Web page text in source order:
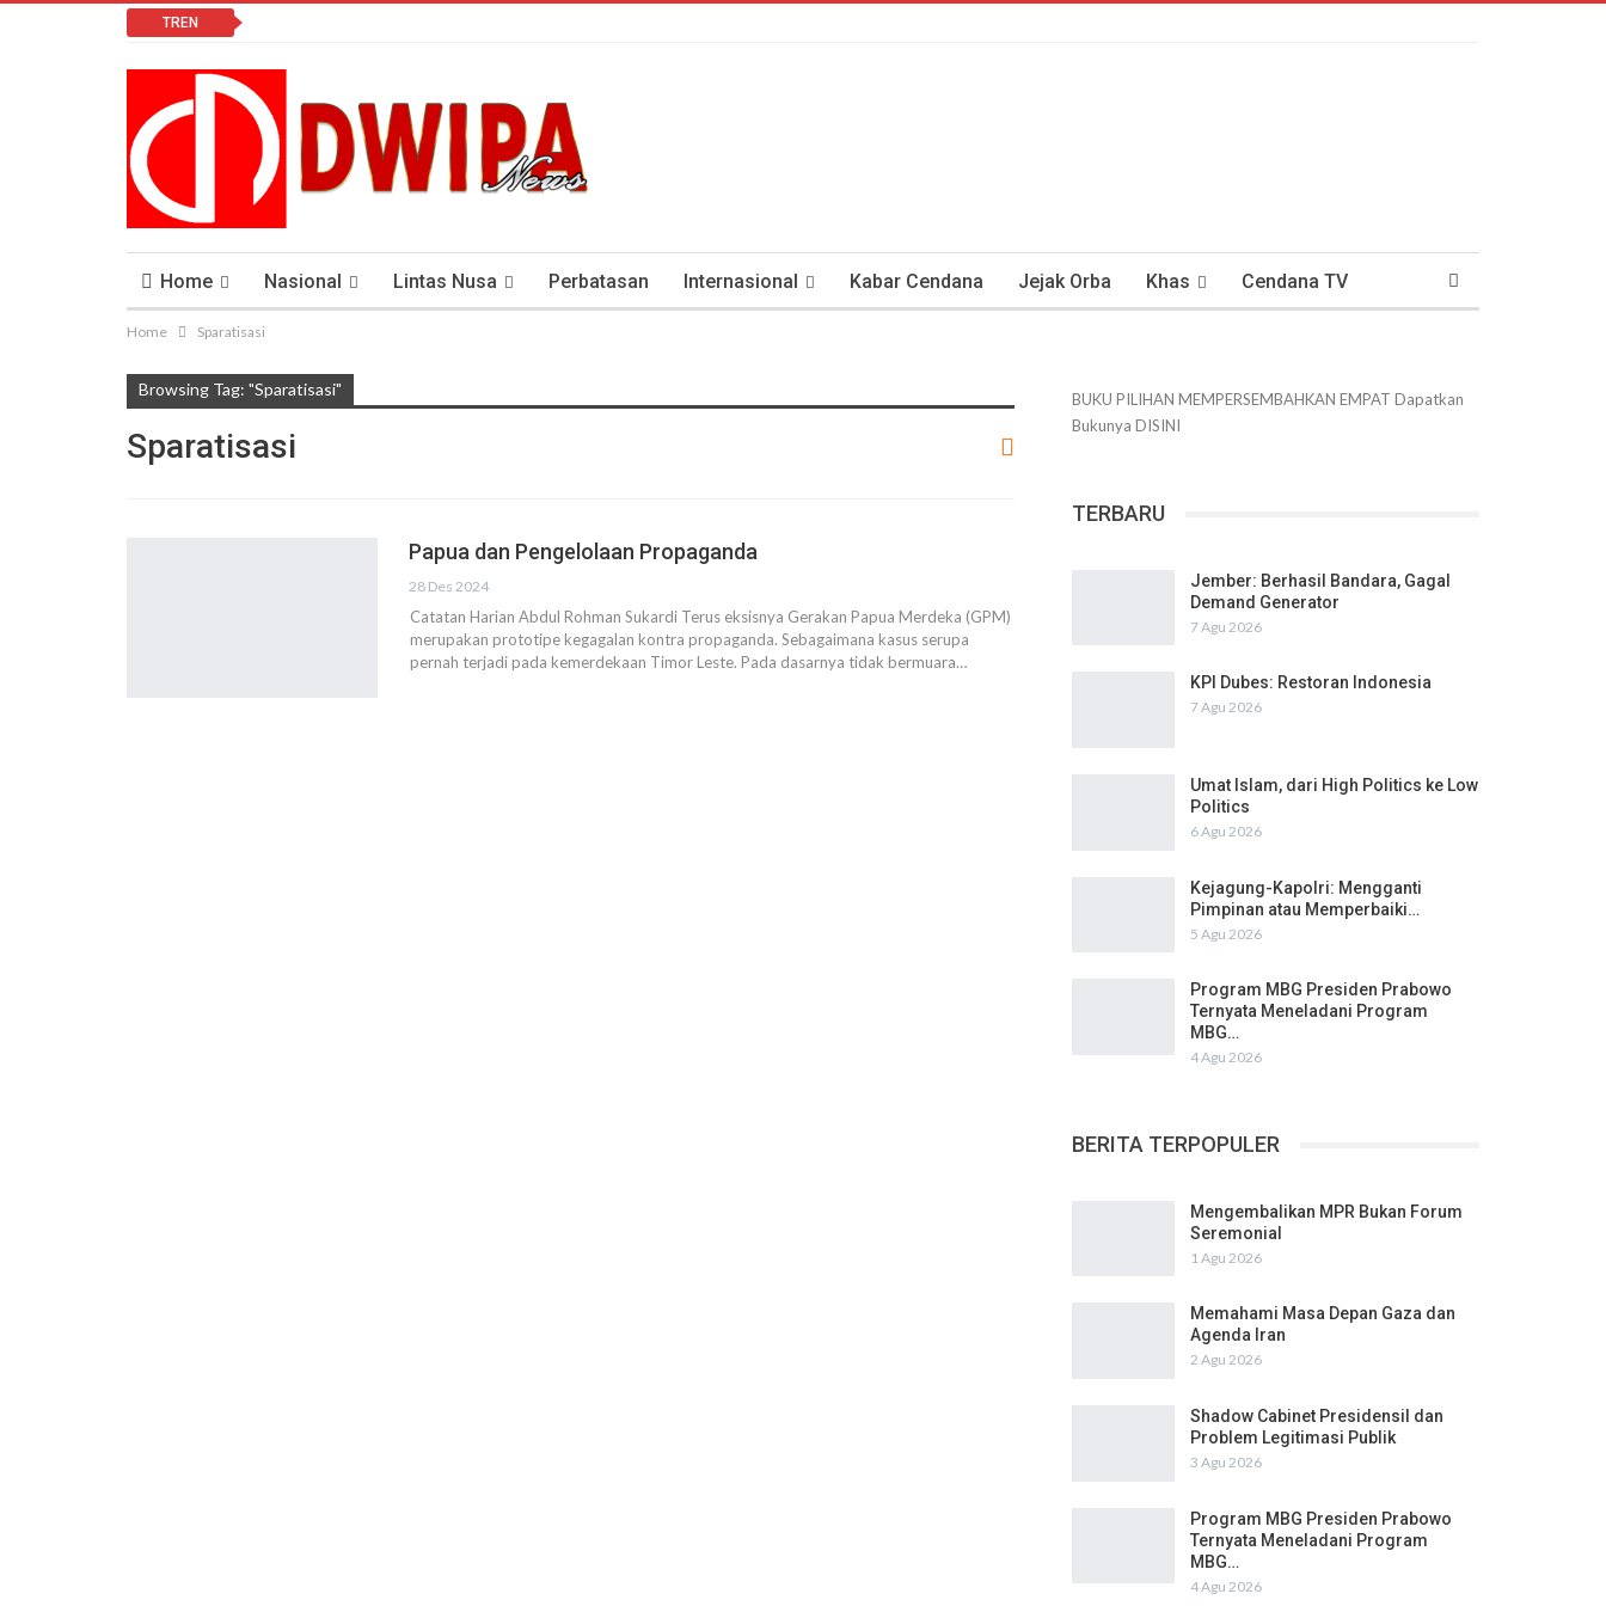
TREN
Home Nasional Lintas Nusa Perbatasan Internasional Kabar Cendana Jejak Orba Khas Cendana TV
Lomba Vlog
Home Sparatisasi
Browsing Tag: "Sparatisasi"
Sparatisasi
Papua dan Pengelolaan Propaganda
28 Des 2024
Catatan Harian Abdul Rohman Sukardi Terus eksisnya Gerakan Papua Merdeka (GPM)
merupakan prototipe kegagalan kontra propaganda. Sebagaimana kasus serupa
pernah terjadi pada kemerdekaan Timor Leste. Pada dasarnya tidak bermuara…
BUKU PILIHAN MEMPERSEMBAHKAN EMPAT Dapatkan
Bukunya DISINI
TERBARU
Jember: Berhasil Bandara, Gagal
Demand Generator
7 Agu 2026
KPI Dubes: Restoran Indonesia
7 Agu 2026
Umat Islam, dari High Politics ke Low
Politics
6 Agu 2026
Kejagung-Kapolri: Mengganti
Pimpinan atau Memperbaiki…
5 Agu 2026
Program MBG Presiden Prabowo
Ternyata Meneladani Program
MBG…
4 Agu 2026
BERITA TERPOPULER
Mengembalikan MPR Bukan Forum
Seremonial
1 Agu 2026
Memahami Masa Depan Gaza dan
Agenda Iran
2 Agu 2026
Shadow Cabinet Presidensil dan
Problem Legitimasi Publik
3 Agu 2026
Program MBG Presiden Prabowo
Ternyata Meneladani Program
MBG…
4 Agu 2026